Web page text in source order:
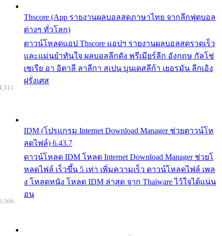
Thscore (App รายงานผลบอลสดภาษาไทย จากลีกฟุตบอล
ต่างๆ ทั่วโลก)
ดาวน์โหลดแอป Thscore แอปฯ รายงานผลบอลสดรวดเร็ว
และแม่นยำทันใจ ผลบอลลีกดัง พรีเมียร์ลีก อังกฤษ กัลโช่
เซเรีย อา อิตาลี ลาลีกา สเปน บุนเดสลีก้า เยอรมัน ลีกเอิง
ฝรั่งเศส
IDM (โปรแกรม Internet Download Manager ช่วยดาวน์โห
ลดไฟล์) 6.43.7
ดาวน์โหลด IDM โหลด Internet Download Manager ช่วยโ
หลดไฟล์ เร็วขึ้น 5 เท่า เพิ่มความเร็ว ดาวน์โหลดไฟล์ เพล
ง โหลดหนัง โหลด IDM ล่าสุด จาก Thaiware ไว้ใจได้แน่น
อน